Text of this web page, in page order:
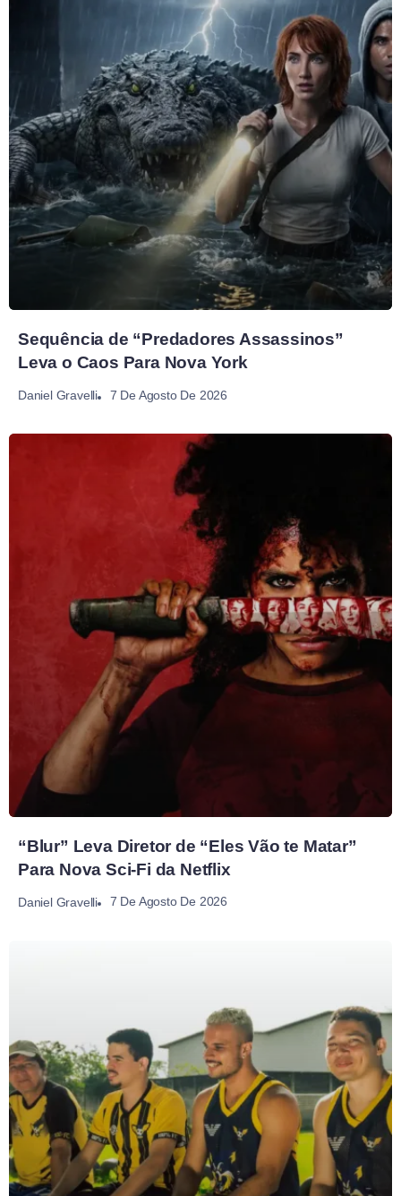
Sequência de “Predadores Assassinos”
Leva o Caos Para Nova York
Daniel Gravelli 7 De Agosto De 2026
“Blur” Leva Diretor de “Eles Vão te Matar”
Para Nova Sci-Fi da Netflix
Daniel Gravelli 7 De Agosto De 2026